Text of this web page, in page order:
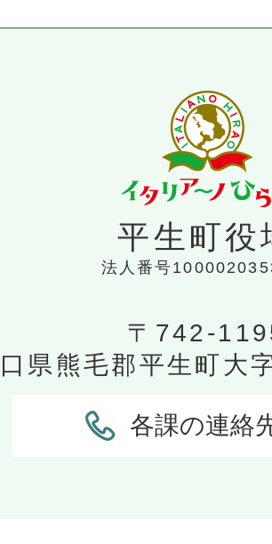
平生町役
法人番号
〒742-
県熊毛郡平生町大
各課の連絡